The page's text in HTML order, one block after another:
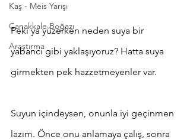
Kaş - Meis Yarışı
Çanakkale Boğazı
Araştırma
Peki ya yüzerken neden suya bir
yabancı gibi yaklaşıyoruz? Hatta suya
girmekten pek hazzetmeyenler var.
Suyun içindeysen, onunla iyi geçinmen
lazım. Önce onu anlamaya çalış, sonra